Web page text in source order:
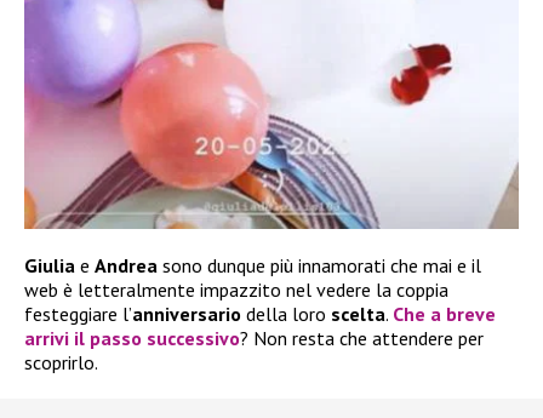
Giulia e Andrea sono dunque più innamorati che mai e il
web è letteralmente impazzito nel vedere la coppia
festeggiare l’anniversario della loro scelta. Che a breve
arrivi il passo successivo? Non resta che attendere per
scoprirlo.